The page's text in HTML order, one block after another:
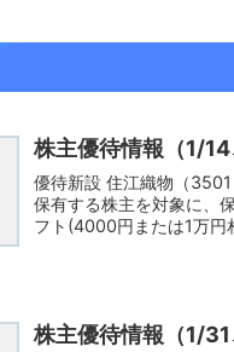
株主優待情報（1/14
優待新設 住江織物（3501） 決算月【5月】1/14発表分毎年5月末時点で100株以上を
保有する株主を対象に、
株主優待情報（1/31